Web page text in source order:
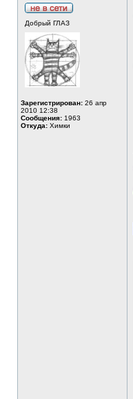
Добрый ГЛАЗ
Зарегистрирован: 26 апр
2010 12:38
Сообщения: 1963
Откуда: Химки